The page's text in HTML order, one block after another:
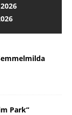
Park“